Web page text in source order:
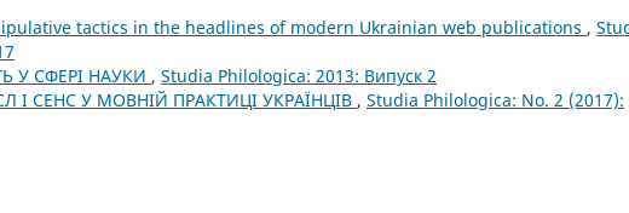
tactics in the headlines of modern Ukrainian web publications ,
У СФЕРІ НАУКИ , Studia Philologica: 2013: Випуск 2
І СЕНС У МОВНІЙ ПРАКТИЦІ УКРАЇНЦІВ , Studia Philologica: No. 2 (2017):